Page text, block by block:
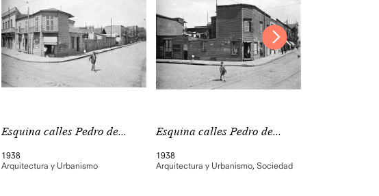
Esquina calles Pedro de...
1938
Arquitectura y Urbanismo
Esquina calles Pedro de...
1938
Arquitectura y Urbanismo, Sociedad